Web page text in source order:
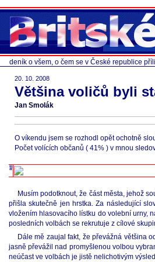
deník o všem, o čem se v České republice
20. 10. 2008
Většina voličů byli
Jan Smolák
O víkendu jsem se rozhodl opět ochotně
Počet volících občanů ( 41% ) v mnou
Musím podotknout, že část města, jehož
přišla skutečně jen hrstka. Za následující
vložením hlasovacího lístku do volební urny,
posledních volbách se rekrutuje z cílové
Dále mě zaujal fakt, že převážná většina
jasně převážil nad promyšlenou volbou
neúčast ve volbách je jistě nelichotivým